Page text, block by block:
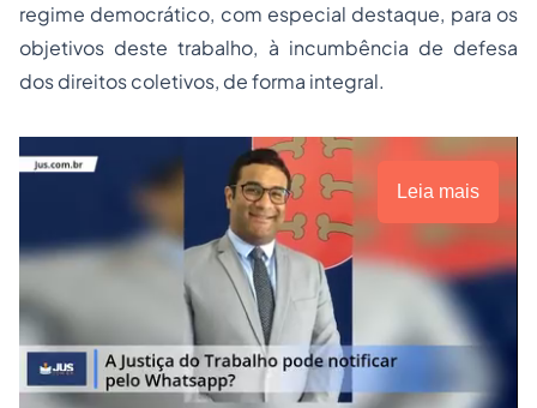
regime democrático, com especial destaque, para os
objetivos deste trabalho, à incumbência de defesa
dos direitos coletivos, de forma integral.
Leia mais